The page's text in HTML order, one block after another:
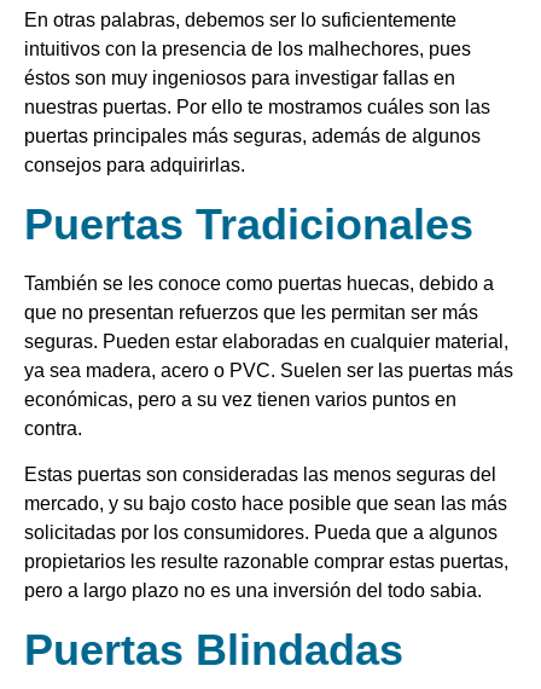
En otras palabras, debemos ser lo suficientemente
intuitivos con la presencia de los malhechores, pues
éstos son muy ingeniosos para investigar fallas en
nuestras puertas. Por ello te mostramos cuáles son las
puertas principales más seguras, además de algunos
consejos para adquirirlas.
Puertas Tradicionales
También se les conoce como puertas huecas, debido a
que no presentan refuerzos que les permitan ser más
seguras. Pueden estar elaboradas en cualquier material,
ya sea madera, acero o PVC. Suelen ser las puertas más
económicas, pero a su vez tienen varios puntos en
contra.
Estas puertas son consideradas las menos seguras del
mercado, y su bajo costo hace posible que sean las más
solicitadas por los consumidores. Pueda que a algunos
propietarios les resulte razonable comprar estas puertas,
pero a largo plazo no es una inversión del todo sabia.
Puertas Blindadas